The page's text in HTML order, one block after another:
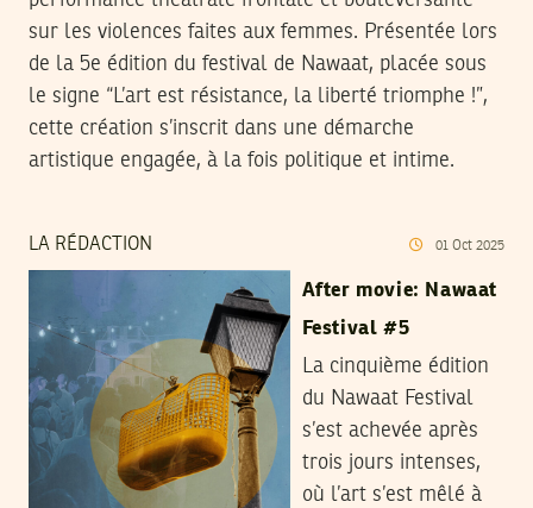
sur les violences faites aux femmes. Présentée lors
de la 5e édition du festival de Nawaat, placée sous
le signe “L’art est résistance, la liberté triomphe !”,
cette création s’inscrit dans une démarche
artistique engagée, à la fois politique et intime.
LA RÉDACTION 01 Oct 2025
After movie: Nawaat
Festival #5
La cinquième édition
du Nawaat Festival
s’est achevée après
trois jours intenses,
où l’art s’est mêlé à